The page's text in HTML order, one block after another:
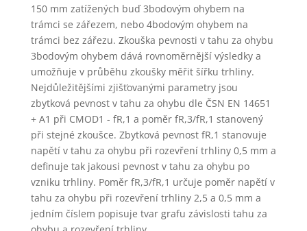
150 mm zatížených buď 3bodovým ohybem na
trámci se zářezem, nebo 4bodovým ohybem na
trámci bez zářezu. Zkouška pevnosti v tahu za ohybu
3bodovým ohybem dává rovnoměrnější výsledky a
umožňuje v průběhu zkoušky měřit šířku trhliny.
Nejdůležitějšími zjišťovanými parametry jsou
zbytková pevnost v tahu za ohybu dle ČSN EN 14651
+ A1 při CMOD1 - fR,1 a poměr fR,3/fR,1 stanovený
při stejné zkoušce. Zbytková pevnost fR,1 stanovuje
napětí v tahu za ohybu při rozevření trhliny 0,5 mm a
definuje tak jakousi pevnost v tahu za ohybu po
vzniku trhliny. Poměr fR,3/fR,1 určuje poměr napětí v
tahu za ohybu při rozevření trhliny 2,5 a 0,5 mm a
jedním číslem popisuje tvar grafu závislosti tahu za